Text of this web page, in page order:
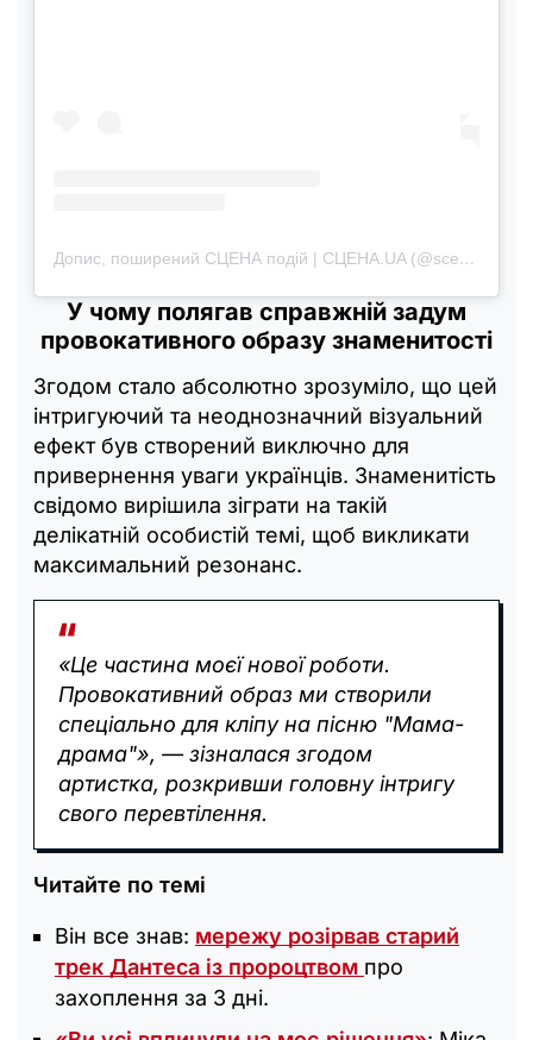
Допис, поширений СЦЕНА подій | СЦЕНА.UA (@scena_ua)
У чому полягав справжній задум
провокативного образу знаменитості
Згодом стало абсолютно зрозуміло, що цей
інтригуючий та неоднозначний візуальний
ефект був створений виключно для
привернення уваги українців. Знаменитість
свідомо вирішила зіграти на такій
делікатній особистій темі, щоб викликати
максимальний резонанс.
«Це частина моєї нової роботи.
Провокативний образ ми створили
спеціально для кліпу на пісню "Мама-
драма"», — зізналася згодом
артистка, розкривши головну інтригу
свого перевтілення.
Читайте по темі
Він все знав: мережу розірвав старий
трек Дантеса із пророцтвом про
захоплення за 3 дні.